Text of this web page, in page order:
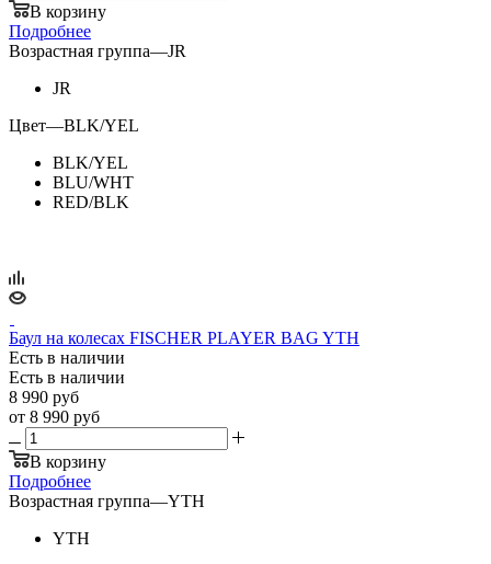
В корзину
Подробнее
Возрастная группа—JR
JR
Цвет—BLK/YEL
BLK/YEL
BLU/WHT
RED/BLK
Баул на колесах FISCHER PLAYER BAG YTH
Есть в наличии
Есть в наличии
8 990 руб
от 8 990 руб
В корзину
Подробнее
Возрастная группа—YTH
YTH